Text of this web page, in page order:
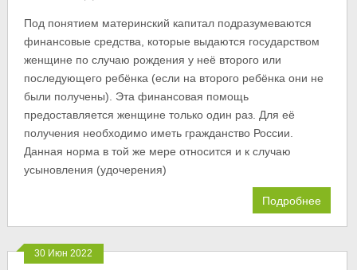
Под понятием материнский капитал подразумеваются
финансовые средства, которые выдаются государством
женщине по случаю рождения у неё второго или
последующего ребёнка (если на второго ребёнка они не
были получены). Эта финансовая помощь
предоставляется женщине только один раз. Для её
получения необходимо иметь гражданство России.
Данная норма в той же мере относится и к случаю
усыновления (удочерения)
Подробнее
30 Июн 2022